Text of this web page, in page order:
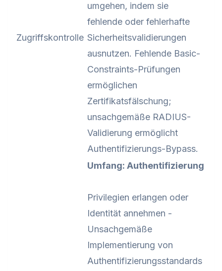
Zugriffskontrolle
umgehen, indem sie
fehlende oder fehlerhafte
Sicherheitsvalidierungen
ausnutzen. Fehlende Basic-
Constraints-Prüfungen
ermöglichen
Zertifikatsfälschung;
unsachgemäße RADIUS-
Validierung ermöglicht
Authentifizierungs-Bypass.
Umfang: Authentifizierung
Privilegien erlangen oder
Identität annehmen -
Unsachgemäße
Implementierung von
Authentifizierungsstandards